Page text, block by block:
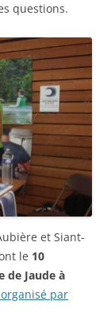
questions.
et Siant-
le 10
de Jaude à
par